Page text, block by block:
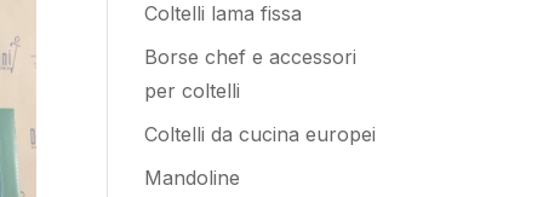
Coltelli lama fissa
Borse chef e accessori
per coltelli
Coltelli da cucina europei
Mandoline